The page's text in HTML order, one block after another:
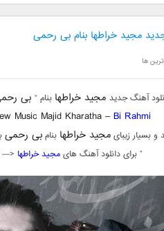
مجید خراطها بنام بی رحمی
ها
آهنگ جدید مجید خراطها بنام “ بی
Music Majid Kharatha –Bi Rahmi
بسیار زیبایمجید خراطها بنامبی رحمی
” برای دانلود آهنگ هایمجید خراطها <—